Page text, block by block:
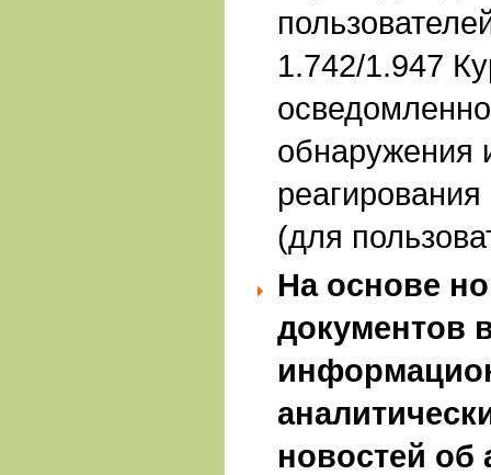
1.742/1.947
обнаружения
(для
На основе
документов
новостей об